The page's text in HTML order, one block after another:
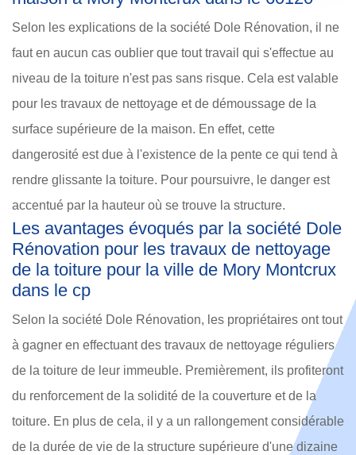
Selon les explications de la société Dole Rénovation, il ne
faut en aucun cas oublier que tout travail qui s'effectue au
niveau de la toiture n'est pas sans risque. Cela est valable
pour les travaux de nettoyage et de démoussage de la
surface supérieure de la maison. En effet, cette
dangerosité est due à l'existence de la pente ce qui tend à
rendre glissante la toiture. Pour poursuivre, le danger est
accentué par la hauteur où se trouve la structure.
Les avantages évoqués par la société Dole
Rénovation pour les travaux de nettoyage
de la toiture pour la ville de Mory Montcrux
dans le cp
Selon la société Dole Rénovation, les propriétaires ont tout
à gagner en effectuant des travaux de nettoyage réguliers
de la toiture de leur immeuble. Premièrement, ils profiteront
du renforcement de la solidité de la couverture et de la
toiture. En plus de cela, il y a un rallongement considérable
de la durée de vie de la structure supérieure d'une dizaine